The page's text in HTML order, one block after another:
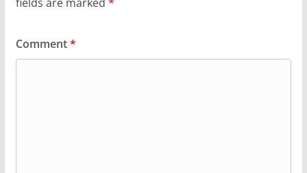
Comment*